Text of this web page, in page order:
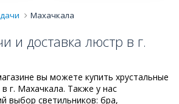
Махачкала
и доставка люстр в г.
вы можете купить хрустальные
г. Махачкала. Также у нас
выбор светильников: бра,